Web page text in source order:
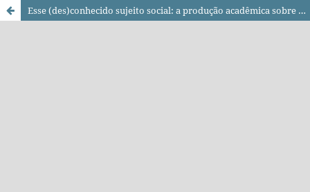
Esse (des)conhecido sujeito social: a produção acadêmica sobre a juventude das EFAs